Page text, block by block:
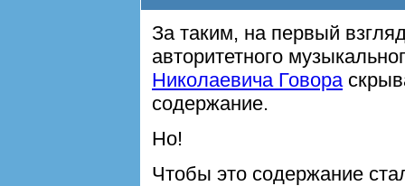
За таким, на первый
авторитетного
Николаевича Говора
содержание.
Но!
Чтобы это содержание